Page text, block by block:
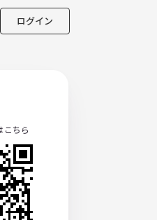
ログイン
ちら